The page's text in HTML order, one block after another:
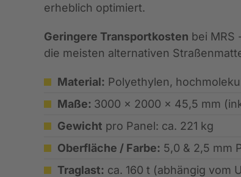
erheblich optimiert.
Geringere Transportkosten bei MRS
die meisten alternativen
Material: Polyethylen,
Maße: 3000 x 2000 x 45,5 mm
Gewicht pro Panel: ca. 221 kg
Oberfläche / Farbe: 5,0 & 2,5 mm
Traglast: ca. 160 t (abhängig vom